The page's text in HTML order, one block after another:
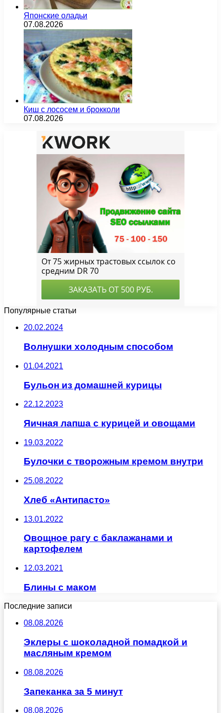
Японские оладьи
07.08.2026
Киш с лососем и брокколи
07.08.2026
Популярные статьи
20.02.2024
Волнушки холодным способом
01.04.2021
Бульон из домашней курицы
22.12.2023
Яичная лапша с курицей и овощами
19.03.2022
Булочки с творожным кремом внутри
25.08.2022
Хлеб «Антипасто»
13.01.2022
Овощное рагу с баклажанами и
картофелем
12.03.2021
Блины с маком
Последние записи
08.08.2026
Эклеры с шоколадной помадкой и
масляным кремом
08.08.2026
Запеканка за 5 минут
08.08.2026